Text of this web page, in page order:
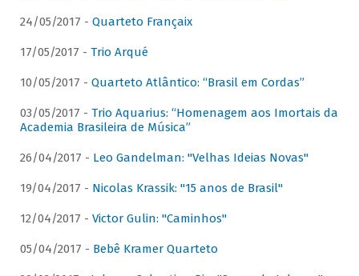
24/05/2017 - Quarteto Françaix
17/05/2017 - Trio Arqué
10/05/2017 - Quarteto Atlântico: “Brasil em Cordas”
03/05/2017 - Trio Aquarius: “Homenagem aos Imortais da
Academia Brasileira de Música”
26/04/2017 - Leo Gandelman: "Velhas Ideias Novas"
19/04/2017 - Nicolas Krassik: "15 anos de Brasil"
12/04/2017 - Victor Gulin: "Caminhos"
05/04/2017 - Bebê Kramer Quarteto